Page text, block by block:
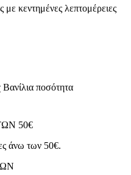
κεντημένες λεπτομέρειες
ποσότητα
50€
άνω των 50€.